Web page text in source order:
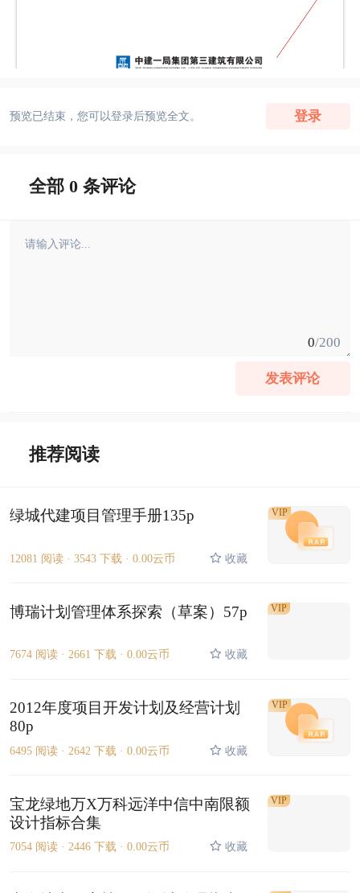
预览已结束，您可以登录后预览全文。 登录
全部 0 条评论
0/200
发表评论
推荐阅读
绿城代建项目管理手册135p
12081 阅读 · 3543 下载 · 0.00云币 收藏
VIP
博瑞计划管理体系探索（草案）57p
7674 阅读 · 2661 下载 · 0.00云币 收藏
VIP
2012年度项目开发计划及经营计划
80p
6495 阅读 · 2642 下载 · 0.00云币 收藏
VIP
宝龙绿地万X万科远洋中信中南限额
设计指标合集
7054 阅读 · 2446 下载 · 0.00云币 收藏
VIP